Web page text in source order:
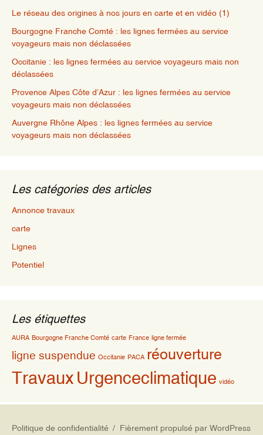
Le réseau des origines à nos jours en carte et en vidéo (1)
Bourgogne Franche Comté : les lignes fermées au service
voyageurs mais non déclassées
Occitanie : les lignes fermées au service voyageurs mais non
déclassées
Provence Alpes Côte d’Azur : les lignes fermées au service
voyageurs mais non déclassées
Auvergne Rhône Alpes : les lignes fermées au service
voyageurs mais non déclassées
Les catégories des articles
Annonce travaux
carte
Lignes
Potentiel
Les étiquettes
AURA Bourgogne Franche Comté carte France ligne fermée
ligne suspendue Occitanie PACA réouverture
Travaux Urgenceclimatique vidéo
Politique de confidentialité Fièrement propulsé par WordPress